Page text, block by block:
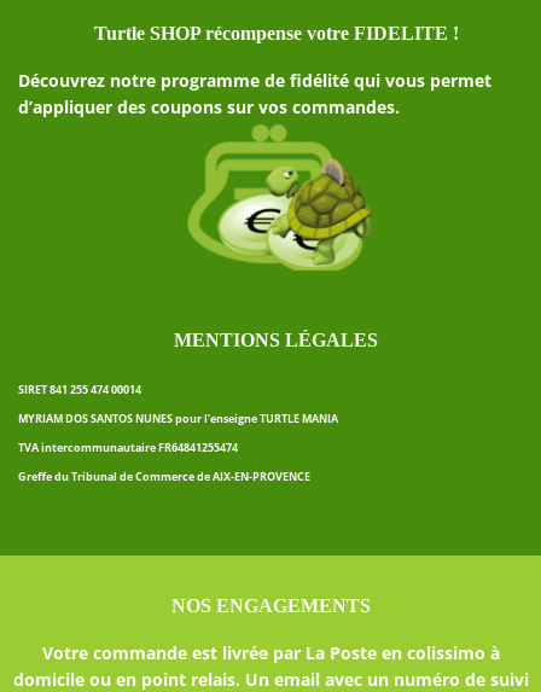
Turtle SHOP récompense votre FIDELITE !
Découvrez notre programme de fidélité qui vous permet
d’appliquer des coupons sur vos commandes.
MENTIONS LÉGALES
SIRET 841 255 474 00014
MYRIAM DOS SANTOS NUNES pour l’enseigne TURTLE MANIA
TVA intercommunautaire FR64841255474
Greffe du Tribunal de Commerce de AIX-EN-PROVENCE
NOS ENGAGEMENTS
Votre commande est livrée par La Poste en colissimo à
domicile ou en point relais. Un email avec un numéro de suivi